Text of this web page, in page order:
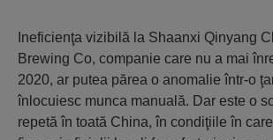
Ineficienţa vizibilă la Shaanxi Qinyang
Brewing Co, companie care nu a mai
2020, ar putea părea o anomalie într-o
înlocuiesc munca manuală. Dar este o
repetă în toată China, în condiţiile în